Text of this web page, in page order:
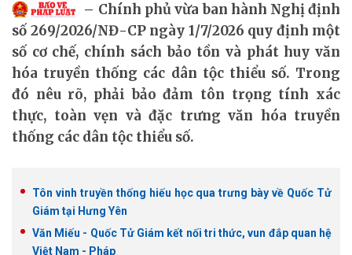
Chính phủ vừa ban hành Nghị định
số 269/2026/NĐ-CP ngày 1/7/2026 quy định một
số cơ chế, chính sách bảo tồn và phát huy văn
hóa truyền thống các dân tộc thiểu số. Trong
đó nêu rõ, phải bảo đảm tôn trọng tính xác
thực, toàn vẹn và đặc trưng văn hóa truyền
thống các dân tộc thiểu số.
Tôn vinh truyền thống hiếu học qua trưng bày về Quốc Tử
Giám tại Hưng Yên
Văn Miếu - Quốc Tử Giám kết nối tri thức, vun đắp quan hệ
Việt Nam - Pháp